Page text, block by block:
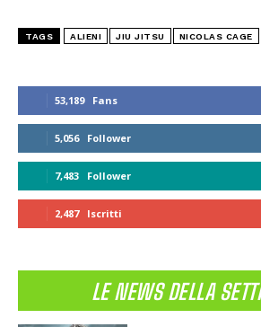
53,189 Fans
5,056 Follower
7,483 Follower
2,487 Iscritti
LE NEWS DELLA
TAGS ALIENI JIU JITSU NICOLAS CAGE